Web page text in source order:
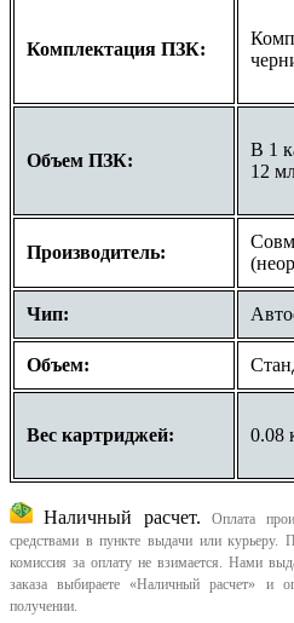
Комплектация ПЗК:
Объем ПЗК:
В 1
12
Производитель:
Чип:
Объем:
Вес картриджей: 0.08
Наличный расчет.
Оплата
средствами в пункте выдачи или курьеру.
комиссия за оплату не взимается. Нами
заказа выбираете «Наличный расчет» и
получении.